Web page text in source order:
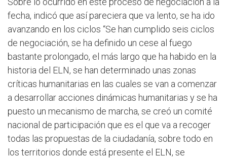
fecha, indicó que así pareciera que va lento, se ha ido
avanzando en los ciclos “Se han cumplido seis ciclos
de negociación, se ha definido un cese al fuego
bastante prolongado, el más largo que ha habido en la
historia del ELN, se han determinado unas zonas
críticas humanitarias en las cuales se van a comenzar
a desarrollar acciones dinámicas humanitarias y se ha
puesto un mecanismo de marcha, se creó un comité
nacional de participación que es el que va a recoger
todas las propuestas de la ciudadanía, sobre todo en
los territorios donde está presente el ELN, se